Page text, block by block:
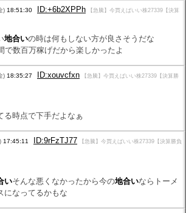
) 18:51:30 ID:+6b2XPPh
【急騰】今買えばいい株27339【決算
地合いの時は何もしない方が良さそうだな
で数百万稼げだから楽しかったよ
) 18:35:27 ID:xouvcfxn
【急騰】今買えばいい株27339【決算勝
る時点で下手だよなぁ
17:45:11 ID:9rFzTJ77
【急騰】今買えばいい株27339【決算勝負
いそんな悪くなかったから今の地合いならトーメ
になってるかもな